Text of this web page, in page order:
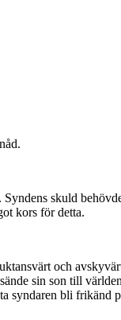
skuld
kors för detta.
och
sin son till
syndaren bli frikänd